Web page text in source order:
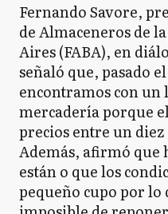
Fernando Savore,
de Almaceneros de
Aires (FABA), en
señaló que, pasado
encontramos con un
mercadería porque
precios entre un
Además, afirmó que
están o que los
pequeño cupo por lo